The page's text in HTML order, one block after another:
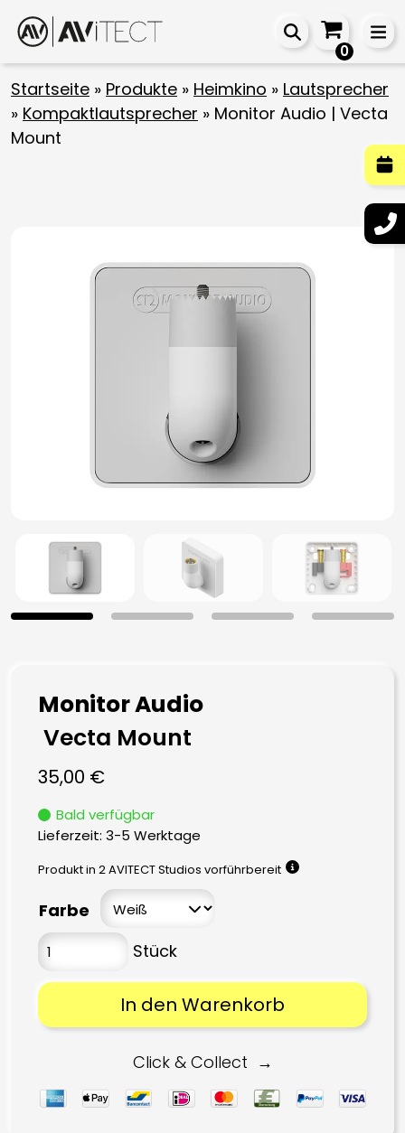
0
Startseite » Produkte » Heimkino » Lautsprecher
» Kompaktlautsprecher » Monitor Audio | Vecta
Mount
Monitor Audio
Vecta Mount
35,00 €
Bald verfügbar
Lieferzeit: 3-5 Werktage
Produkt in 2 AVITECT Studios vorführbereit
Farbe
In den Warenkorb
Click & Collect